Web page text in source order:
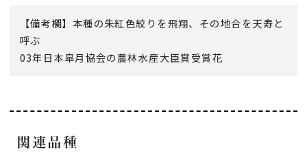
【備考欄】本種の朱紅色絞りを飛翔、その地合を天寿と
呼ぶ
03年日本皐月協会の農林水産大臣賞受賞花
関連品種